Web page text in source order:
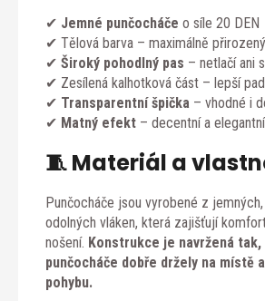
✔ Jemné punčocháče o síle 20 DEN
✔ Tělová barva – maximálně
✔ Široký pohodlný pas – netlačí ani
✔ Zesílená kalhotková část – lepší
✔ Transparentní špička – vhodné i
✔ Matný efekt – decentní a elegantní
🧵 Materiál a
Punčocháče jsou vyrobené z
odolných vláken, která zajišťují
nošení. Konstrukce je navržená tak,
punčocháče dobře držely na místě
pohybu.